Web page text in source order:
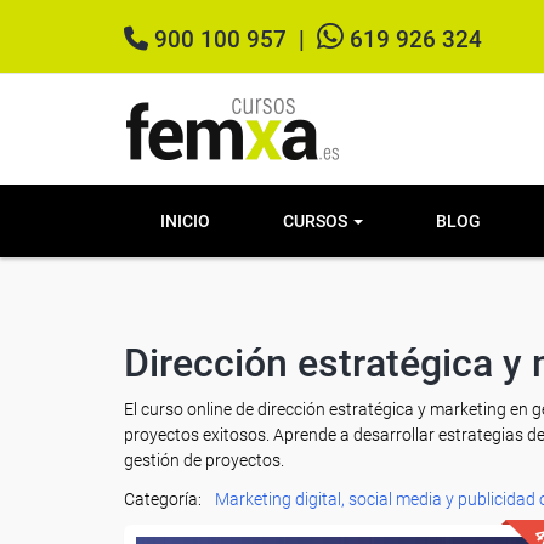
900 100 957 619 926 324
INICIO CURSOS BLOG
Dirección estratégica y
El curso online de dirección estratégica y marketing
proyectos exitosos. Aprende a desarrollar estrategias
gestión de proyectos.
Categoría:
Marketing digital, social media y publicidad